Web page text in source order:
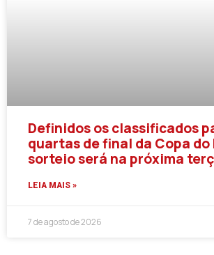
Definidos os classificados
quartas de final da Copa do
sorteio será na próxima
LEIA MAIS »
7 de agosto de 2026